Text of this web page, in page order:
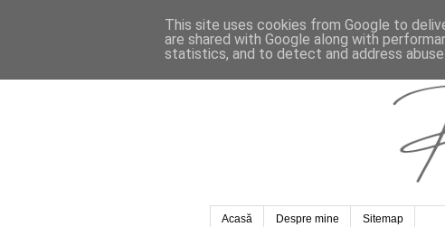
Acasă Despre mine Sitemap
This site uses cookies from Google to
are shared with Google along with
statistics, and to detect and address abuse.